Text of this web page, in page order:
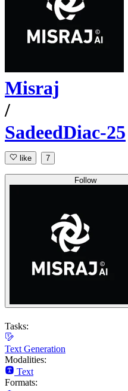
Misraj
/
SadeedDiac-25
like 7
Follow
Tasks:
Text Generation
Modalities:
Text
Formats: